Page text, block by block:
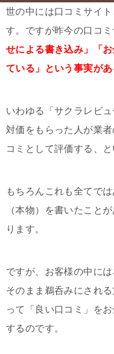
世の中には口コミサイ
す。ですが昨今の口コミ
せによる書き込み」「
ている」という事実が
いわゆる「サクラレビュ
対価をもらった人が業
コミとして評価する、
もちろんこれも全てで
（本物）を書いたこと
ります。
ですが、お客様の中に
そのまま鵜呑みにされ
って「良い口コミ」を
するのです。